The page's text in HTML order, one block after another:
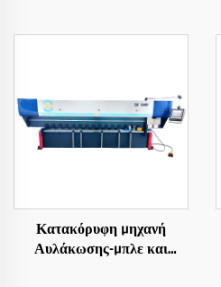
Κατακόρυφη Μηχανή
Αυλάκωσης-Μπλε και